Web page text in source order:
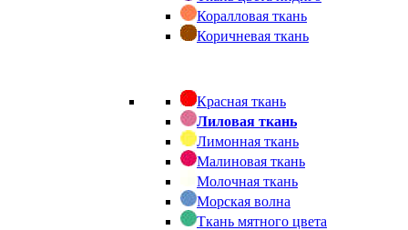
Коралловая ткань
Коричневая ткань
Красная ткань
Лиловая ткань
Лимонная ткань
Малиновая ткань
Молочная ткань
Морская волна
Ткань мятного цвета